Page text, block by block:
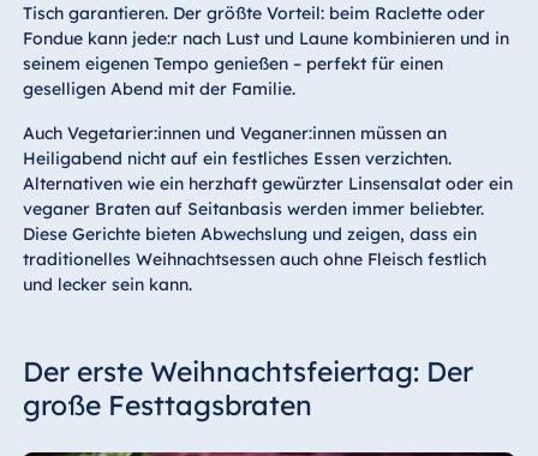
Tisch garantieren. Der größte Vorteil: beim Raclette oder
Fondue kann jede:r nach Lust und Laune kombinieren und in
seinem eigenen Tempo genießen – perfekt für einen
geselligen Abend mit der Familie.
Auch Vegetarier:innen und Veganer:innen müssen an
Heiligabend nicht auf ein festliches Essen verzichten.
Alternativen wie ein herzhaft gewürzter Linsensalat oder ein
veganer Braten auf Seitanbasis werden immer beliebter.
Diese Gerichte bieten Abwechslung und zeigen, dass ein
traditionelles Weihnachtsessen auch ohne Fleisch festlich
und lecker sein kann.
Der erste Weihnachtsfeiertag: Der
große Festtagsbraten